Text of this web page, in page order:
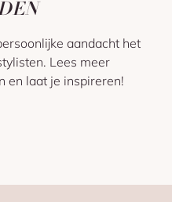
aandacht het
Lees meer
en laat je inspireren!